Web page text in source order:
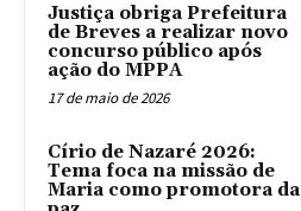
Justiça obriga Prefeitura
de Breves a realizar novo
concurso público após
ação do MPPA
17 de maio de 2026
Círio de Nazaré 2026:
Tema foca na missão de
Maria como promotora da